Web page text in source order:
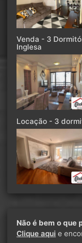
Venda - 3
Inglesa
Locação - 3
Não é bem o que
Clique aqui e